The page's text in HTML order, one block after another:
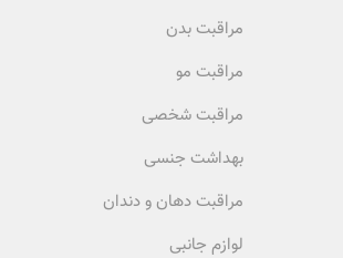
مراقبت بدن
مراقبت مو
مراقبت شخصی
بهداشت جنسی
مراقبت دهان و دندان
لوازم جانبی